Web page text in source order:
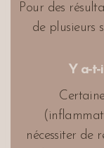
Pour des
de plusieurs
Y a-t-
nécessiter de